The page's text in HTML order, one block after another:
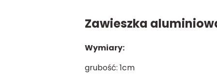
Zawieszka
Wymiary:
grubość: 1cm